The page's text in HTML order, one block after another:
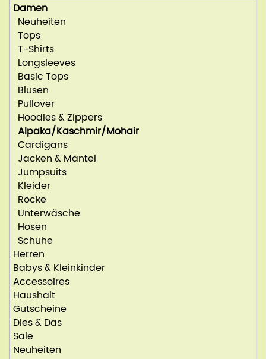
Damen
Neuheiten
Tops
T-Shirts
Longsleeves
Basic Tops
Blusen
Pullover
Hoodies & Zippers
Alpaka/Kaschmir/Mohair
Cardigans
Jacken & Mäntel
Jumpsuits
Kleider
Röcke
Unterwäsche
Hosen
Schuhe
Herren
Babys & Kleinkinder
Accessoires
Haushalt
Gutscheine
Dies & Das
Sale
Neuheiten